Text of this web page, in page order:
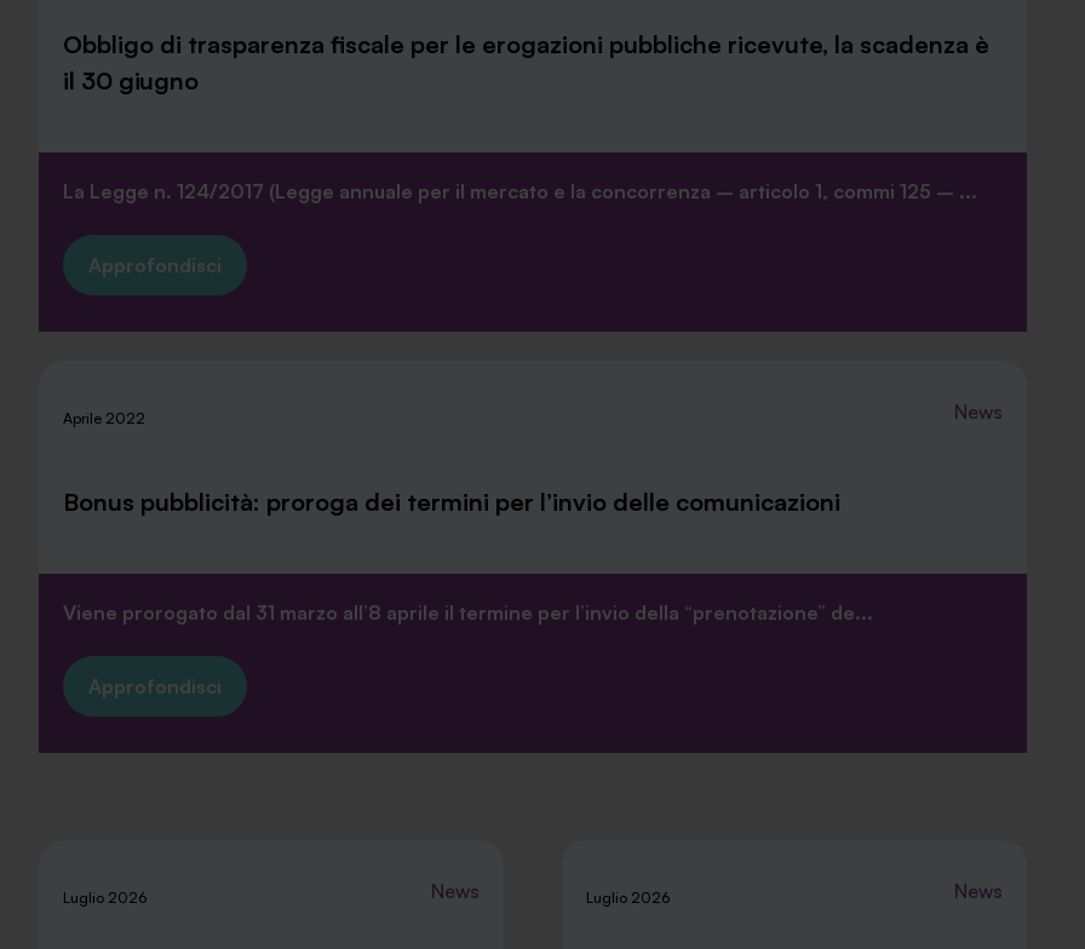
Obbligo di trasparenza fiscale per le erogazioni pubbliche ricevute, la scadenza è
il 30 giugno
La Legge n. 124/2017 (Legge annuale per il mercato e la concorrenza – articolo 1, commi 125 – ...
Approfondisci
Aprile 2022 News
Bonus pubblicità: proroga dei termini per l’invio delle comunicazioni
Viene prorogato dal 31 marzo all’8 aprile il termine per l’invio della “prenotazione” de...
Approfondisci
Luglio 2026 News Luglio 2026 News